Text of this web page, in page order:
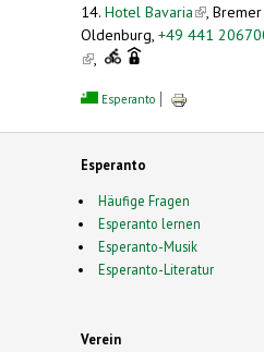
14. Hotel Bavaria(link is
,
Oldenburg, +49 441
(link is external)
,
Esperanto
Esperanto
Häufige Fragen
Esperanto lernen
Esperanto-Musik
Esperanto-Literatur
Verein